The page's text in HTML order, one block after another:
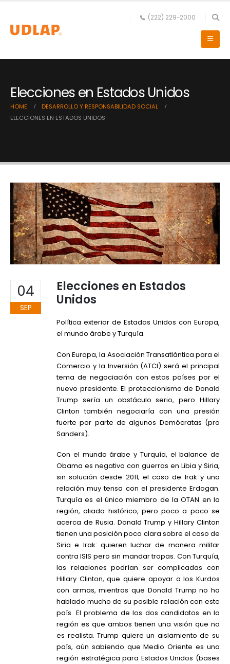
(222) 229-2000
Elecciones en Estados Unidos
HOME
DESARROLLO Y RESPONSABILIDAD SOCIAL
ELECCIONES EN ESTADOS UNIDOS
04
SEP
Elecciones en Estados
Unidos
Política exterior de Estados Unidos con Europa,
el mundo árabe y Turquía.
Con Europa, la Asociación Transatlántica para el
Comercio y la Inversión (ATCI) será el principal
tema de negociación con estos países por el
nuevo presidente. El proteccionismo de Donald
Trump sería un obstáculo serio, pero Hillary
Clinton también negociaría con una presión
fuerte por parte de algunos Demócratas (pro
Sanders).
Con el mundo árabe y Turquía, el balance de
Obama es negativo con guerras en Libia y Siria,
sin solución desde 2011; el caso de Irak y una
relación muy tensa con el presidente Erdogan.
Turquía es el único miembro de la OTAN en la
región, aliado histórico, pero poco a poco se
acerca de Rusia. Donald Trump y Hillary Clinton
tienen una posición poco clara sobre el caso de
Siria e Irak: quieren luchar de manera militar
contra ISIS pero sin mandar tropas. Con Turquía,
las relaciones podrían ser complicadas con
Hillary Clinton, que quiere apoyar a los Kurdos
con armas, mientras que Donald Trump no ha
hablado mucho de su posible relación con este
país. El problema de los dos candidatos en la
región es que ambos tienen una visión que no
es realista. Trump quiere un aislamiento de su
país, aún sabiendo que Medio Oriente es una
región estratégica para Estados Unidos (bases